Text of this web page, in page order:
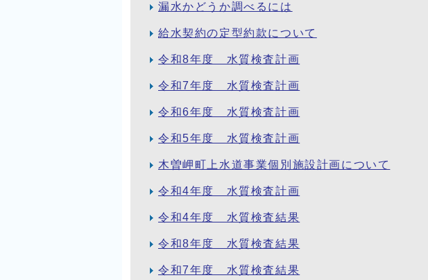
漏水かどうか調べるには
給水契約の定型約款について
令和8年度 水質検査計画
令和7年度 水質検査計画
令和6年度 水質検査計画
令和5年度 水質検査計画
木曽岬町上水道事業個別施設計画について
令和4年度 水質検査計画
令和4年度 水質検査結果
令和8年度 水質検査結果
令和7年度 水質検査結果